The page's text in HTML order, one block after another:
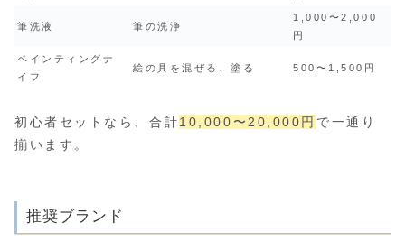
筆洗液 筆の洗浄
1,000〜2,000
円
ペインティングナ
イフ
絵の具を混ぜる、塗る 500〜1,500円
初心者セットなら、合計10,000〜20,000円 で一通り
揃います。
推奨ブランド